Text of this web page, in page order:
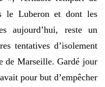
le Luberon et dont les
aujourd’hui, reste un
tentatives d’isolement
de Marseille. Gardé jour
pour but d’empêcher